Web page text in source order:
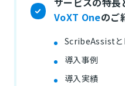
VoXT Oneのご
ScribeAssistと
導入事例
導入実績